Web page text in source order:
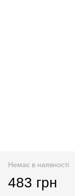
Немає в наявності
483 грн